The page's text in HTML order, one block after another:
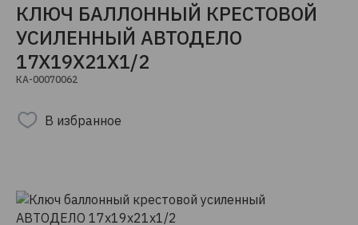
КЛЮЧ БАЛЛОННЫЙ КРЕСТОВОЙ
УСИЛЕННЫЙ АВТОДЕЛО
17X19X21X1/2
КА-00070062
В избранное